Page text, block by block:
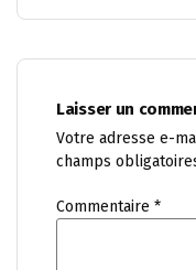
Laisser un
Votre adresse e-
champs
Commentaire *